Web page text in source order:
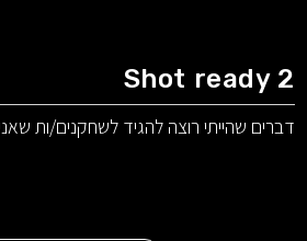
Shot ready 2
דברים שהייתי רוצה להגיד לשחקנים/ות